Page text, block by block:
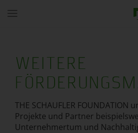
Toggle
WEITERE
THE SCHAUFLER
Projekte und Partner
Unternehmertum und